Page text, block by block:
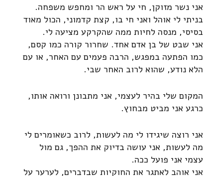
אני נשר מזוקן, חי על ראש הר ומחפש משפחה.
בניתי לי אוהל ואני חי בו, קצת קדמוני, הכול מאוד
בסיסי, מנסה לחיות ממה שהקרקע מציעה לי.
אני שבט של בן אדם אחד. שחרור קורה כמו קסם,
כמו הפתעה במפגש, הרבה פעמים עם האחר, או עם
הלא נודע, שהוא לרוב האחר שבי.
המקום שלי בהיר לעצמי, אני מתבונן ורואה אותו,
כרגע אני מביט מבחוץ.
אני רוצה שיגידו לי מה לעשות, לרוב כשאומרים לי
מה לעשות, אני עושה בדיוק את ההפך, גם מול
עצמי אני פועל ככה.
אני אוהב לאתגר את החוקיות שבדברים, לערער על